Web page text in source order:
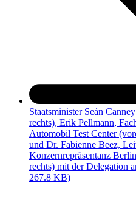
Staatsminister Seán
rechts), Erik Pellmann,
Automobil Test Center
und Dr. Fabienne Beez,
Konzernrepräsentanz
rechts) mit der Delegation
267.8 KB)